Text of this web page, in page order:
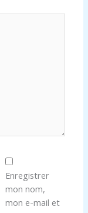
Enregistrer
mon nom,
mon e-mail et